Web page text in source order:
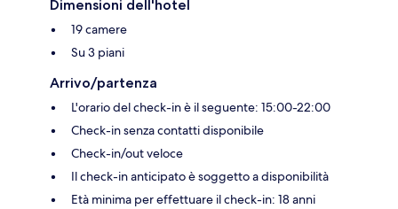
Dimensioni dell'hotel
19 camere
Su 3 piani
Arrivo/partenza
L'orario del check-in è il seguente: 15:00-22:00
Check-in senza contatti disponibile
Check-in/out veloce
Il check-in anticipato è soggetto a disponibilità
Età minima per effettuare il check-in: 18 anni